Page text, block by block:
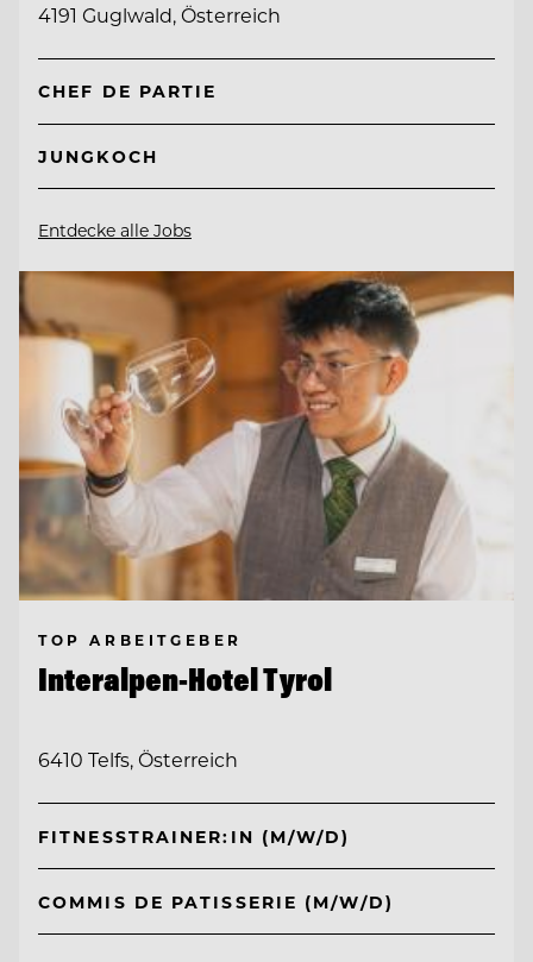
4191 Guglwald, Österreich
CHEF DE PARTIE
JUNGKOCH
Entdecke alle Jobs
TOP ARBEITGEBER
Interalpen-Hotel Tyrol
6410 Telfs, Österreich
FITNESSTRAINER:IN (M/W/D)
COMMIS DE PATISSERIE (M/W/D)